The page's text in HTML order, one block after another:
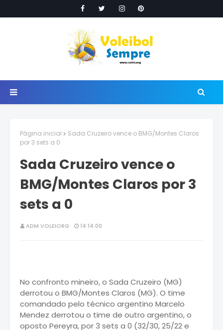
Página inicial
Sada Cruzeiro vence o BMG/Montes Claros
por 3 sets a 0
Sada Cruzeiro vence o
BMG/Montes Claros por 3
sets a 0
ADM VOLEIORG 14:14:00
No confronto mineiro, o Sada Cruzeiro (MG)
derrotou o BMG/Montes Claros (MG). O time
comandado pelo técnico argentino Marcelo
Mendez derrotou o time de outro argentino, o
oposto Pereyra, por 3 sets a 0 (32/30, 25/22 e